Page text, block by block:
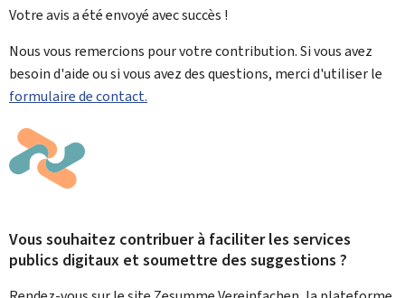
Votre avis a été envoyé avecsuccès !
Nous vous remercions pour votre contribution. Si vous avez
besoin d'aide ou si vous avez des questions, merci d'utiliser le
formulaire de contact.
Vous souhaitez contribuer à faciliter les services
publics digitaux et soumettre des suggestions ?